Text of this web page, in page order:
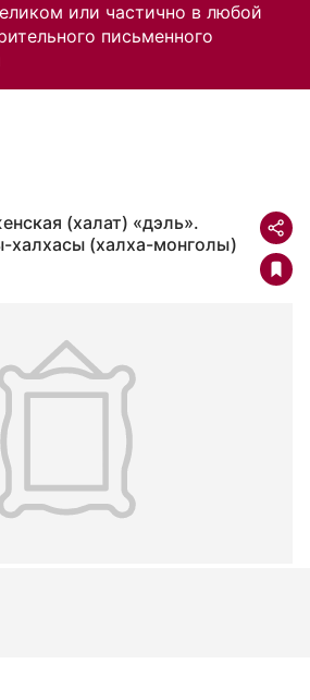
или частично в любой
письменного
(халат) «дэль».
халхасы (халха-монголы)